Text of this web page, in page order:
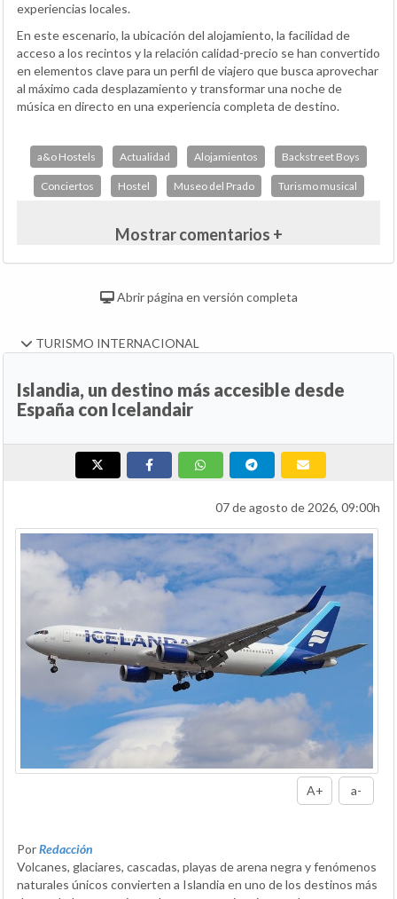
experiencias locales.
En este escenario, la ubicación del alojamiento, la facilidad de
acceso a los recintos y la relación calidad-precio se han convertido
en elementos clave para un perfil de viajero que busca aprovechar
al máximo cada desplazamiento y transformar una noche de
música en directo en una experiencia completa de destino.
a&o Hostels Actualidad Alojamientos Backstreet Boys
Conciertos Hostel Museo del Prado Turismo musical
Mostrar comentarios +
Abrir página en versión completa
TURISMO INTERNACIONAL
Islandia, un destino más accesible desde
España con Icelandair
07 de agosto de 2026, 09:00h
A+ a-
PorRedacción
Volcanes, glaciares, cascadas, playas de arena negra y fenómenos
naturales únicos convierten a Islandia en uno de los destinos más